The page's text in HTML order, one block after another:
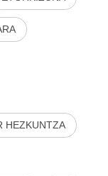
HEZKUNTZA